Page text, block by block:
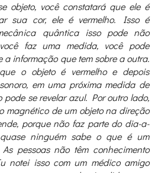
objeto, você constatará que ele é
sua cor, ele é vermelho. Isso é
quântica isso pode não
faz uma medida, você pode
a informação que tem sobre a outra.
o objeto é vermelho e depois
em uma próxima medida de
pode se revelar azul. Por outro lado,
magnético de um objeto na direção
porque não faz parte do dia-a-
ninguém sabe o que é um
pessoas não têm conhecimento
notei isso com um médico amigo